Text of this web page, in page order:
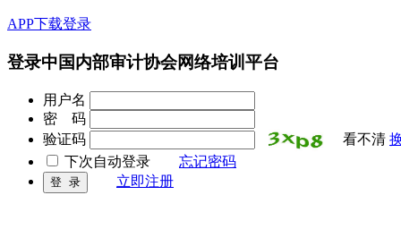
APP下载登录
登录中国内部审计协会网络培训平台
用户名
密 码
验证码
看不清
下次自动登录 忘记密码
立即注册